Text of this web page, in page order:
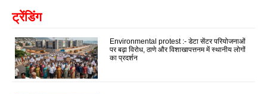
ट्रेंडिंग
Environmental protest :- डेटा सेंटर परियोजनाओं
पर बढ़ा विरोध, ठाणे और विशाखापत्तनम में स्थानीय लोगों
का प्रदर्शन